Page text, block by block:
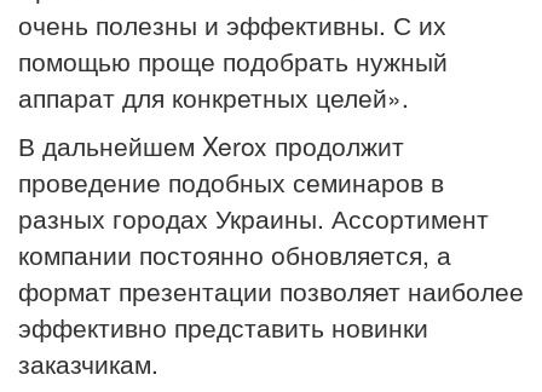
очень полезны и эффективны. С их
помощью проще подобрать нужный
аппарат для конкретных целей».
В дальнейшем Xerox продолжит
проведение подобных семинаров в
разных городах Украины. Ассортимент
компании постоянно обновляется, а
формат презентации позволяет наиболее
эффективно представить новинки
заказчикам.